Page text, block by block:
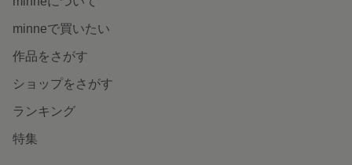
minneで買いたい
作品をさがす
ショップをさがす
ランキング
特集